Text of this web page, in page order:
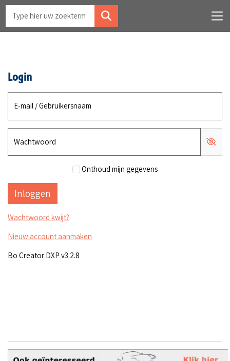
Login
E-mail / Gebruikersnaam
Wachtwoord
Onthoud mijn gegevens
Wachtwoord kwijt?
Nieuw account aanmaken
Bo Creator DXP v3.2.8